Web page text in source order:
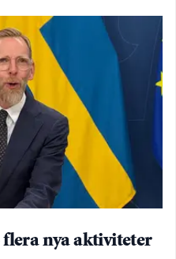
nya aktiviteter